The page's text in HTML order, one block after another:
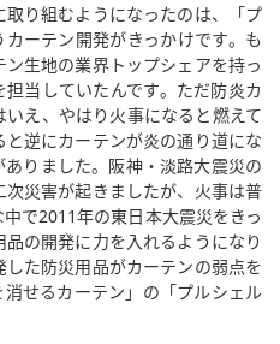
り組むようになったのは、「プ
ーテン開発がきっかけです。も
生地の業界トップシェアを持っ
当していたんです。ただ防炎カ
え、やはり火事になると燃えて
と逆にカーテンが炎の通り道にな
りました。阪神・淡路大震災の
災害が起きましたが、火事は普
で2011年の東日本大震災をきっ
の開発に力を入れるようになり
た防災用品がカーテンの弱点を
せるカーテン」の「プルシェル